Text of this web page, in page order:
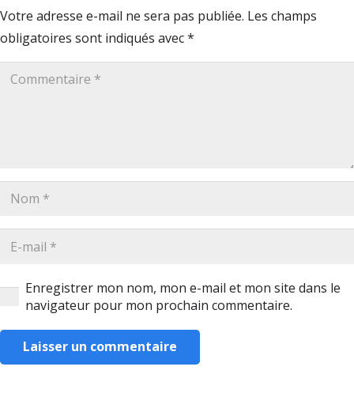
Votre adresse e-mail ne sera pas publiée. Les champs
obligatoires sont indiqués avec*
Enregistrer mon nom, mon e-mail et mon site dans le
navigateur pour mon prochain commentaire.
Laisser un commentaire